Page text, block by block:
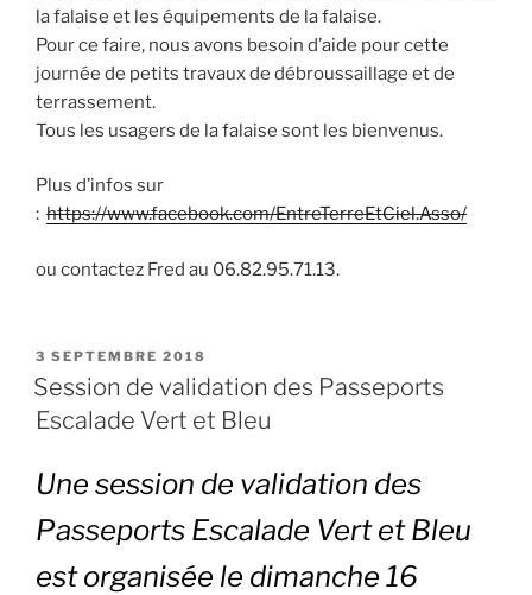
la falaise et les équipements de la falaise.
Pour ce faire, nous avons besoin d’aide pour cette
journée de petits travaux de débroussaillage et de
terrassement.
Tous les usagers de la falaise sont les bienvenus.
Plus d’infos sur
: https://www.facebook.com/EntreTerreEtCiel.Asso/
ou contactez Fred au 06.82.95.71.13.
PUBLIÉ
LE
3 SEPTEMBRE 2018
Session de validation des Passeports
Escalade Vert et Bleu
Une session de validation des
Passeports Escalade Vert et Bleu
est organisée le dimanche 16